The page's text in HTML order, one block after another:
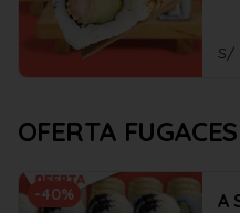
S/
OFERTA FUGACES
-40% A